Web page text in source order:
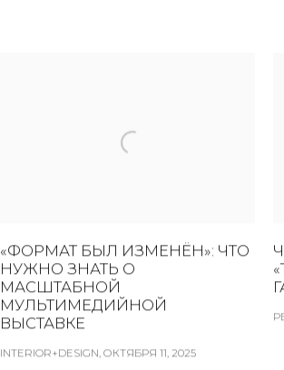
«ФОРМАТ БЫЛ ИЗМЕНЁН»: ЧТО
НУЖНО ЗНАТЬ О
МАСШТАБНОЙ
МУЛЬТИМЕДИЙНОЙ
ВЫСТАВКЕ
INTERIOR+DESIGN, ОКТЯБРЯ 11, 2025